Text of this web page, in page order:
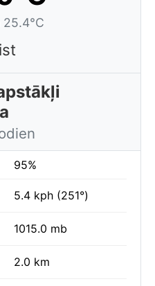
95%
5.4 kph (251°)
1015.0 mb
2.0 km